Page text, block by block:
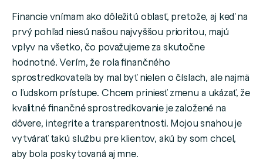
Financie vnímam ako dôležitú oblasť, pretože, aj keď na
prvý pohľad niesú našou najvyššou prioritou, majú
vplyv na všetko, čo považujeme za skutočne
hodnotné. Verím, že rola finančného
sprostredkovateľa by mal byť nielen o číslach, ale najmä
o ľudskom prístupe. Chcem priniesť zmenu a ukázať, že
kvalitné finančné sprostredkovanie je založené na
dôvere, integrite a transparentnosti. Mojou snahou je
vytvárať takú službu pre klientov, akú by som chcel,
aby bola poskytovaná aj mne.